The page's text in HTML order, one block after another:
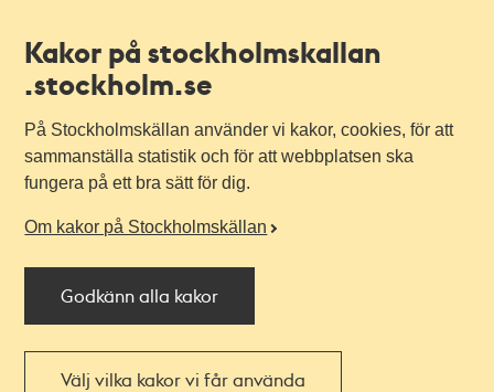
Kakor på stockholmskallan
.stockholm.se
På Stockholmskällan använder vi kakor, cookies, för att
sammanställa statistik och för att webbplatsen ska
fungera på ett bra sätt för dig.
Om kakor på Stockholmskällan
Godkänn alla kakor
Välj vilka kakor vi får använda